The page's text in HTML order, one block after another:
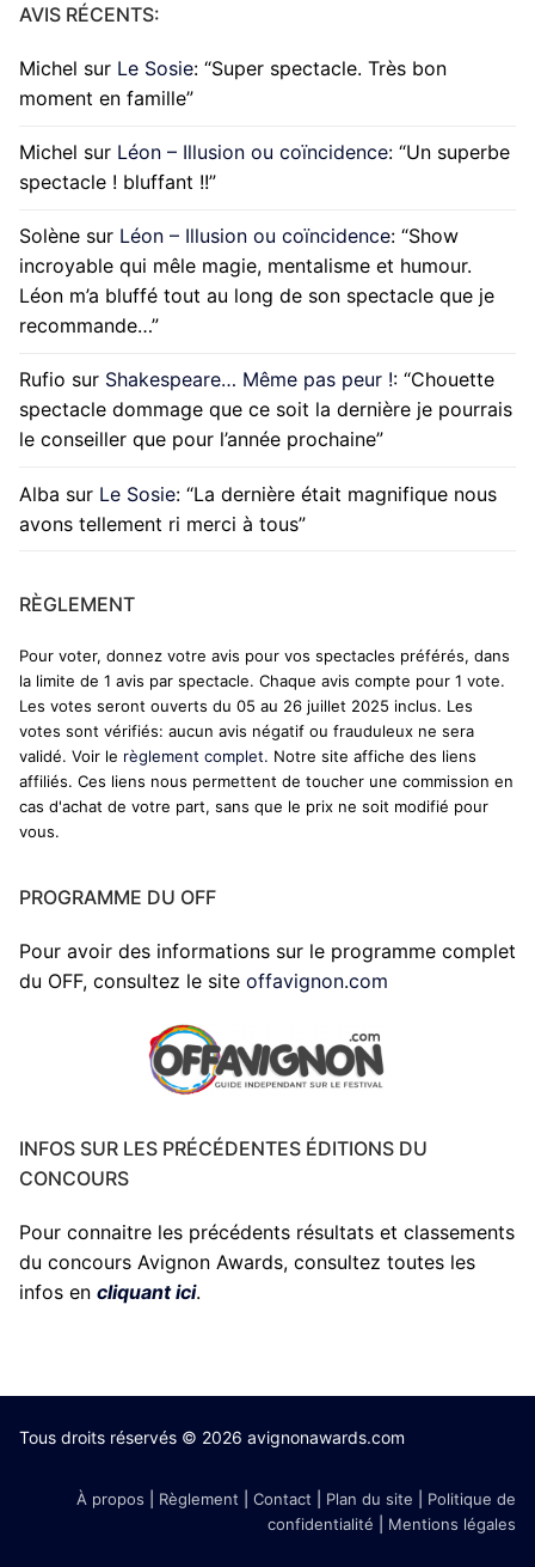
AVIS RÉCENTS:
Michel sur Le Sosie: “Super spectacle. Très bon
moment en famille”
Michel sur Léon – Illusion ou coïncidence: “Un superbe
spectacle ! bluffant !!”
Solène sur Léon – Illusion ou coïncidence: “Show
incroyable qui mêle magie, mentalisme et humour.
Léon m’a bluffé tout au long de son spectacle que je
recommande…”
Rufio sur Shakespeare… Même pas peur !: “Chouette
spectacle dommage que ce soit la dernière je pourrais
le conseiller que pour l’année prochaine”
Alba sur Le Sosie: “La dernière était magnifique nous
avons tellement ri merci à tous”
RÈGLEMENT
Pour voter, donnez votre avis pour vos spectacles préférés, dans
la limite de 1 avis par spectacle. Chaque avis compte pour 1 vote.
Les votes seront ouverts du 05 au 26 juillet 2025 inclus. Les
votes sont vérifiés: aucun avis négatif ou frauduleux ne sera
validé. Voir le règlement complet. Notre site affiche des liens
affiliés. Ces liens nous permettent de toucher une commission en
cas d'achat de votre part, sans que le prix ne soit modifié pour
vous.
PROGRAMME DU OFF
Pour avoir des informations sur le programme complet
du OFF, consultez le site offavignon.com
INFOS SUR LES PRÉCÉDENTES ÉDITIONS DU
CONCOURS
Pour connaitre les précédents résultats et classements
du concours Avignon Awards, consultez toutes les
infos en cliquant ici.
Tous droits réservés © 2026 avignonawards.com
À propos Règlement Contact Plan du site
Politique de
confidentialité
Mentions légales